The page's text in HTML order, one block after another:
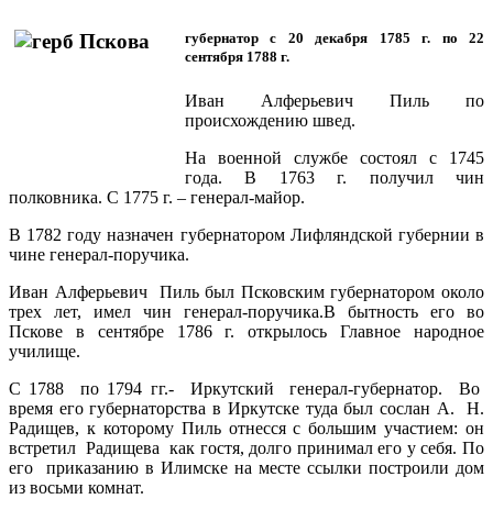
губернатор с 20 декабря 1785 г. по 22
сентября 1788 г.
Иван Алферьевич Пиль по
происхождению швед.
На военной службе состоял с 1745
года. В 1763 г. получил чин
полковника. С 1775 г. – генерал-майор.
В 1782 году назначен губернатором Лифляндской губернии в
чине генерал-поручика.
Иван Алферьевич Пиль был Псковским губернатором около
трех лет, имел чин генерал-поручика.В бытность его во
Пскове в сентябре 1786 г. открылось Главное народное
училище.
С 1788 по 1794 гг.- Иркутский генерал-губернатор. Во
время его губернаторства в Иркутске туда был сослан А. Н.
Радищев, к которому Пиль отнесся с большим участием: он
встретил Радищева как гостя, долго принимал его у себя. По
его приказанию в Илимске на месте ссылки построили дом
из восьми комнат.